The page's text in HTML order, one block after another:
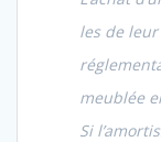
les de
meublée
Si